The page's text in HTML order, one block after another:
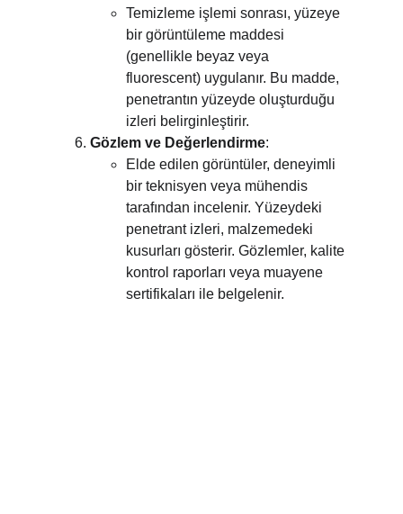
Temizleme işlemi sonrası, yüzeye
bir görüntüleme maddesi
(genellikle beyaz veya
fluorescent) uygulanır. Bu madde,
penetrantın yüzeyde oluşturduğu
izleri belirginleştirir.
Gözlem ve Değerlendirme:
Elde edilen görüntüler, deneyimli
bir teknisyen veya mühendis
tarafından incelenir. Yüzeydeki
penetrant izleri, malzemedeki
kusurları gösterir. Gözlemler, kalite
kontrol raporları veya muayene
sertifikaları ile belgelenir.